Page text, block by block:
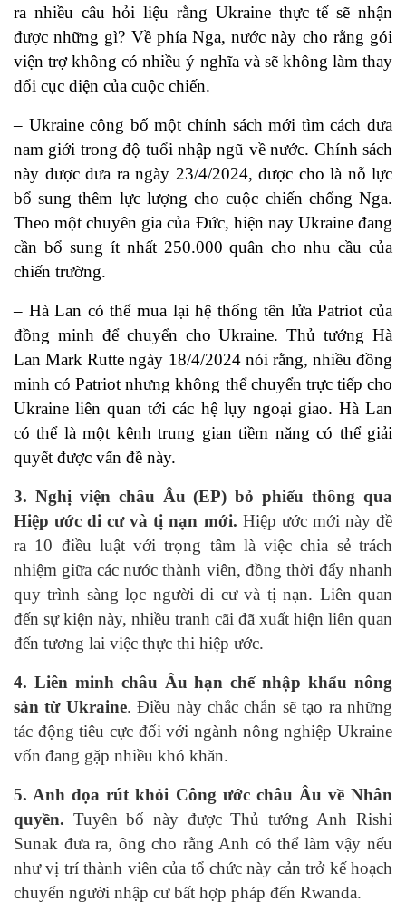
ra nhiều câu hỏi liệu rằng Ukraine thực tế sẽ nhận
được những gì? Về phía Nga, nước này cho rằng gói
viện trợ không có nhiều ý nghĩa và sẽ không làm thay
đổi cục diện của cuộc chiến.
– Ukraine công bố một chính sách mới tìm cách đưa
nam giới trong độ tuổi nhập ngũ về nước. Chính sách
này được đưa ra ngày 23/4/2024, được cho là nỗ lực
bổ sung thêm lực lượng cho cuộc chiến chống Nga.
Theo một chuyên gia của Đức, hiện nay Ukraine đang
cần bổ sung ít nhất 250.000 quân cho nhu cầu của
chiến trường.
– Hà Lan có thể mua lại hệ thống tên lửa Patriot của
đồng minh để chuyển cho Ukraine. Thủ tướng Hà
Lan Mark Rutte ngày 18/4/2024 nói rằng, nhiều đồng
minh có Patriot nhưng không thể chuyển trực tiếp cho
Ukraine liên quan tới các hệ lụy ngoại giao. Hà Lan
có thể là một kênh trung gian tiềm năng có thể giải
quyết được vấn đề này.
3. Nghị viện châu Âu (EP) bỏ phiếu thông qua
Hiệp ước di cư và tị nạn mới. Hiệp ước mới này đề
ra 10 điều luật với trọng tâm là việc chia sẻ trách
nhiệm giữa các nước thành viên, đồng thời đẩy nhanh
quy trình sàng lọc người di cư và tị nạn. Liên quan
đến sự kiện này, nhiều tranh cãi đã xuất hiện liên quan
đến tương lai việc thực thi hiệp ước.
4. Liên minh châu Âu hạn chế nhập khẩu nông
sản từ Ukraine. Điều này chắc chắn sẽ tạo ra những
tác động tiêu cực đối với ngành nông nghiệp Ukraine
vốn đang gặp nhiều khó khăn.
5. Anh dọa rút khỏi Công ước châu Âu về Nhân
quyền. Tuyên bố này được Thủ tướng Anh Rishi
Sunak đưa ra, ông cho rằng Anh có thể làm vậy nếu
như vị trí thành viên của tổ chức này cản trở kế hoạch
chuyển người nhập cư bất hợp pháp đến Rwanda.